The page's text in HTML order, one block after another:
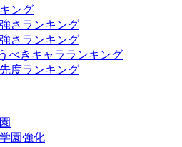
ング
さランキング
さランキング
べきキャラランキング
度ランキング
園強化